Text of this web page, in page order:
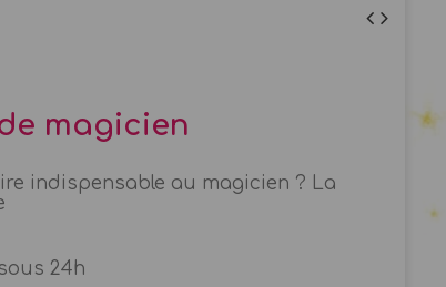
magicien
indispensable au magicien ? La
24h